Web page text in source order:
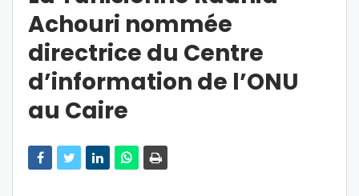
Achouri nommée
directrice du Centre
d’information de l’ONU
au Caire